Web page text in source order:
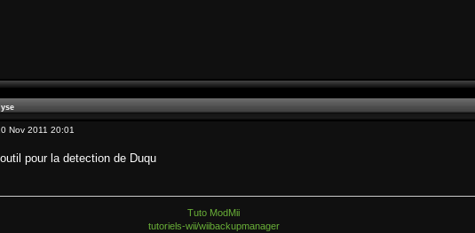
Nov 2011 20:01
pour la detection de Duqu
Tuto ModMii
tutoriels-wii/wiibackupmanager